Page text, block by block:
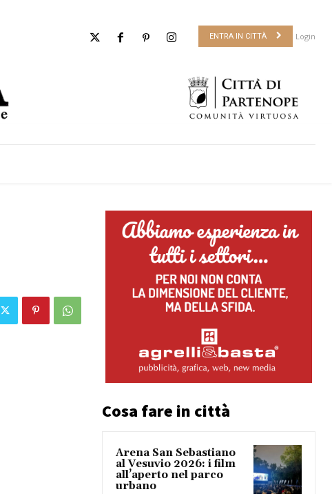
ENTRA IN CITTÀ Login
Cosa fare in città
Arena San Sebastiano
al Vesuvio 2026: i film
all’aperto nel parco
urbano